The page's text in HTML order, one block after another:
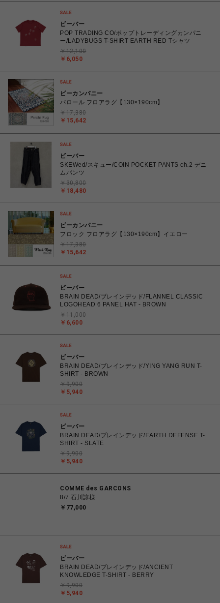
ビーバー
POP TRADING CO/ポップトレーディングカンパニ
ー/LADYBUGS T-SHIRT EARTH RED Tシャツ
￥6,050
￥12,100
ビーカンパニー
パロール フロアラグ【130×190cm】
￥15,642
￥17,380
ビーバー
SKEWed/スキュー/COIN POCKET PANTS ch.2 デニ
ムパンツ
￥18,480
￥30,800
ビーカンパニー
フロック フロアラグ【130×190cm】イエロー
￥15,642
￥17,380
ビーバー
BRAIN DEAD/ブレインデッド/FLANNEL CLASSIC
LOGOHEAD 6 PANEL HAT - BROWN
￥6,600
￥11,000
ビーバー
BRAIN DEAD/ブレインデッド/YING YANG RUN T-
SHIRT - BROWN
￥5,940
￥9,900
ビーバー
BRAIN DEAD/ブレインデッド/EARTH DEFENSE T-
SHIRT - SLATE
￥5,940
￥9,900
COMME des GARCONS
8/7 石川諒様
￥77,000
ビーバー
BRAIN DEAD/ブレインデッド/ANCIENT
KNOWLEDGE T-SHIRT - BERRY
￥5,940
￥9,900